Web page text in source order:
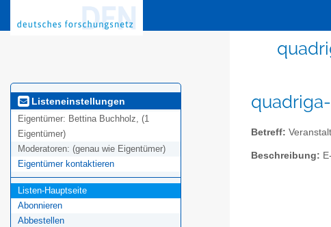
Listeneinstellungen
Eigentümer: Bettina Buchholz, (1
Eigentümer)
Moderatoren: (genau wie Eigentümer)
Eigentümer kontaktieren
Listen-Hauptseite
Abonnieren
Abbestellen
Betreff:
Beschreibung: